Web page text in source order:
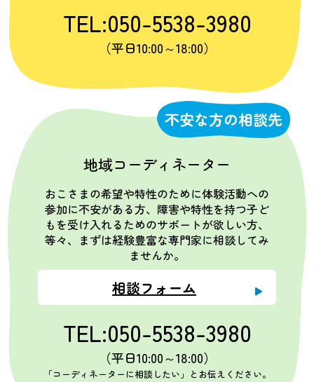
TEL:050-5538-3980
（平日10:00～18:00）
不安な方の相談先
地域コーディネーター
おこさまの希望や特性のために体験活動への
参加に不安がある方、障害や特性を持つ子ど
もを受け入れるためのサポートが欲しい方、
等々、まずは経験豊富な専門家に相談してみ
ませんか。
相談フォーム
TEL:050-5538-3980
（平日10:00～18:00）
「コーディネーターに相談したい」とお伝えください。